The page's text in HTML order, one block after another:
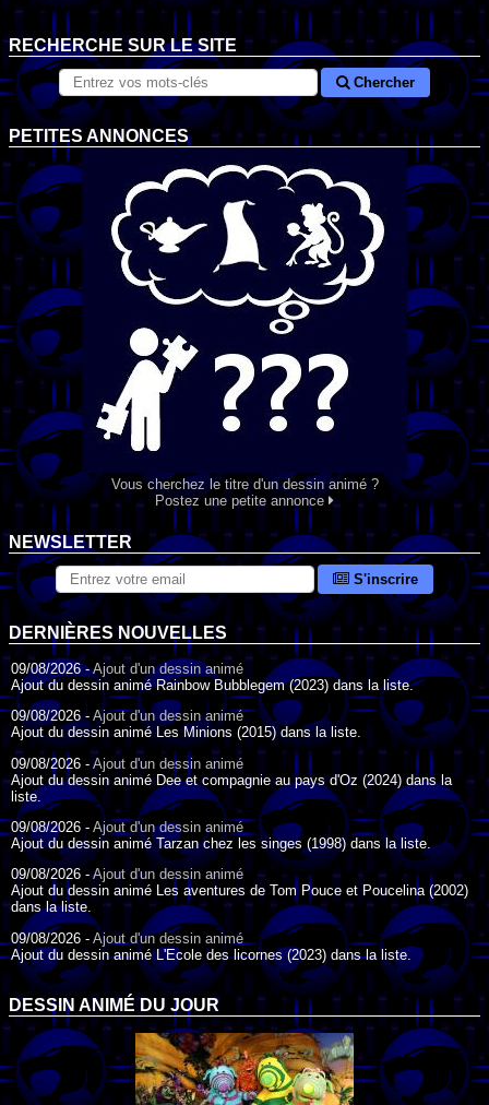
RECHERCHE SUR LE SITE
Chercher
PETITES ANNONCES
Vous cherchez le titre d'un dessin animé ?
Postez une petite annonce
NEWSLETTER
S'inscrire
DERNIÈRES NOUVELLES
09/08/2026 -Ajout d'un dessin animé
Ajout du dessin animé Rainbow Bubblegem (2023) dans la liste.
09/08/2026 - Ajout d'un dessin animé
Ajout du dessin animé Les Minions (2015) dans la liste.
09/08/2026 - Ajout d'un dessin animé
Ajout du dessin animé Dee et compagnie au pays d'Oz (2024) dans la
liste.
09/08/2026 - Ajout d'un dessin animé
Ajout du dessin animé Tarzan chez les singes (1998) dans la liste.
09/08/2026 -Ajout d'un dessin animé
Ajout du dessin animé Les aventures de Tom Pouce et Poucelina (2002)
dans la liste.
09/08/2026 - Ajout d'un dessin animé
Ajout du dessin animé L'Ecole des licornes (2023) dans la liste.
09/08/2026 -Ajout d'un dessin animé
Ajout du dessin animé Wonder Choux ! (2006) dans la liste.
09/08/2026 -
Ajout d'un dessin animé
Ajout du dessin animé Anna et ses amis (2022) dans la liste.
09/08/2026 -
Ajout d'un dessin animé
Ajout du dessin animé Tom Pouce en trouble (1940) dans la liste.
DESSIN ANIMÉ DU JOUR